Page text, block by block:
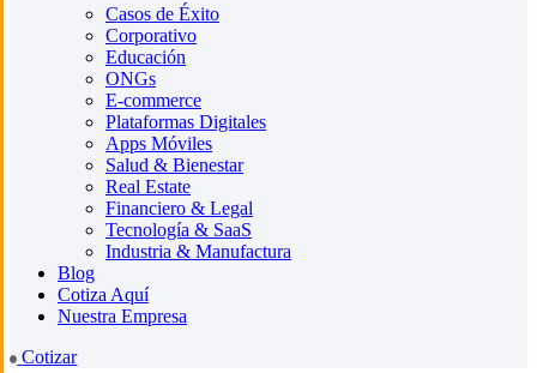
Casos de Éxito
Corporativo
Educación
ONGs
E-commerce
Plataformas Digitales
Apps Móviles
Salud & Bienestar
Real Estate
Financiero & Legal
Tecnología & SaaS
Industria & Manufactura
Blog
Cotiza Aquí
Nuestra Empresa
Cotizar